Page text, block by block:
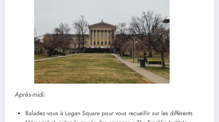
Après-midi:
Baladez-vous à Logan Square pour vous recueillir sur les différents